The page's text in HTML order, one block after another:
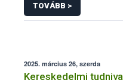
TOVÁBB >
2025. március 26, szerda
Kereskedelmi